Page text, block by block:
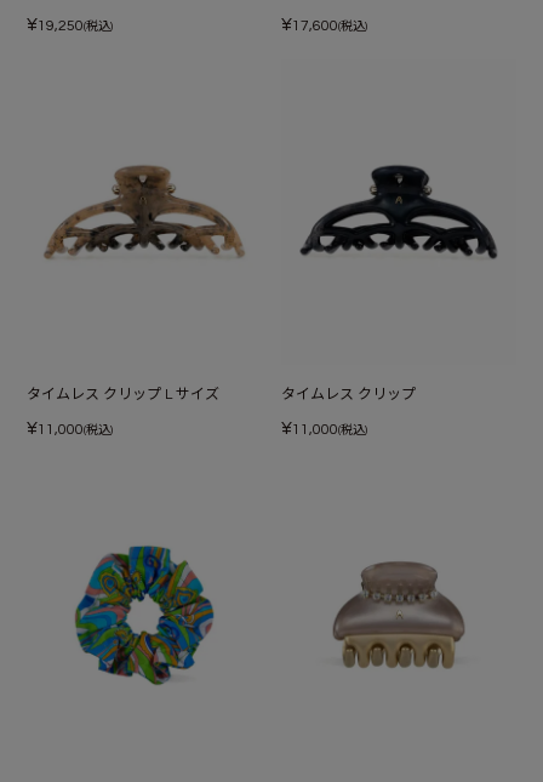
¥19,250(税込) ¥17,600(税込)
タイムレス クリップ L サイズ
¥11,000(税込)
タイムレス クリップ
¥11,000(税込)